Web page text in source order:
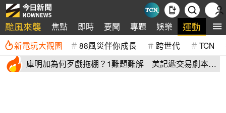
颱風來襲 焦點 即時 要聞 專題 娛樂 運動 全
新電玩大觀園 88風災伴你成長 跨世代 TCN
庫明加為何歹戲拖棚？1難題難解 美記遞交易劇本：